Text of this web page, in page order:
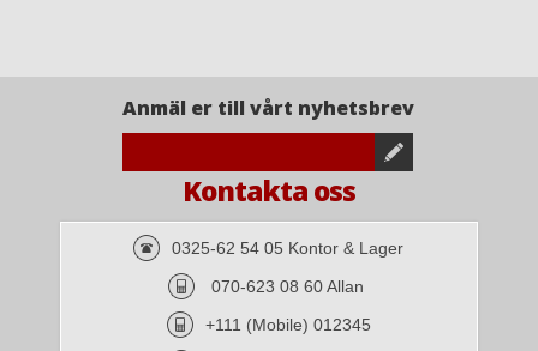
Anmäl er till vårt nyhetsbrev
Kontakta oss
0325-62 54 05 Kontor & Lager
070-623 08 60 Allan
+111 (Mobile) 012345